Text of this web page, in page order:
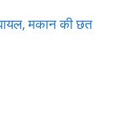
मकान की छत